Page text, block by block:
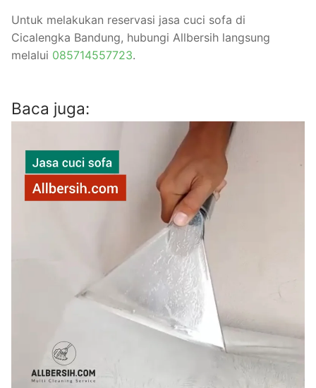
Untuk melakukan reservasi jasa cuci sofa di
Cicalengka Bandung, hubungi Allbersih langsung
melalui 085714557723.
Baca juga: